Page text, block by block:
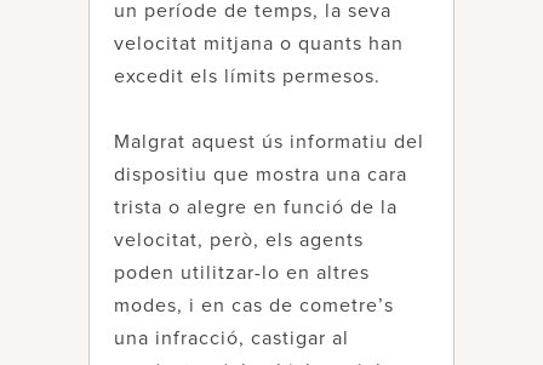
un període de temps, la seva
velocitat mitjana o quants han
excedit els límits permesos.
Malgrat aquest ús informatiu del
dispositiu que mostra una cara
trista o alegre en funció de la
velocitat, però, els agents
poden utilitzar-lo en altres
modes, i en cas de cometre’s
una infracció, castigar al